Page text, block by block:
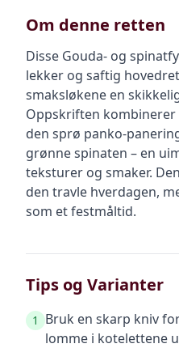
Om denne retten
Disse Gouda- og
lekker og saftig
smaksløkene en
Oppskriften
den sprø panko-
grønne spinaten – en
teksturer og smaker.
den travle hverdagen,
som et festmåltid.
Tips og Varianter
1
Bruk en skarp kniv
lomme i kotelettene